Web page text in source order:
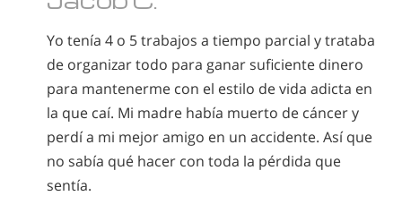
Yo tenía 4 o 5 trabajos a tiempo parcial y trataba
de organizar todo para ganar suficiente dinero
para mantenerme con el estilo de vida adicta en
la que caí. Mi madre había muerto de cáncer y
perdí a mi mejor amigo en un accidente. Así que
no sabía qué hacer con toda la pérdida que
sentía.